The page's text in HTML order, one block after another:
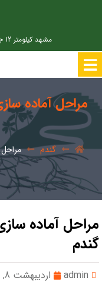
مشهد کیلومتر 12 جاده فریمان مجتمع شهید خبیری پلاک B7
مراحل آماده
گندم
مراحل آماده
گندم
admin اردیبهشت 8, 1403